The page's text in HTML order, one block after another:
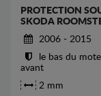
PROTECTION
SKODA
2006 - 2015
le bas du
avant
2 mm